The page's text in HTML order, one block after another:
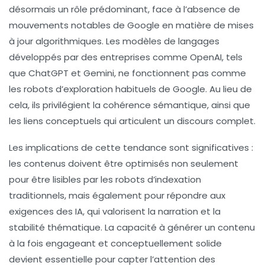
désormais un rôle prédominant, face à l’absence de
mouvements notables de Google en matière de mises
à jour algorithmiques. Les modèles de langages
développés par des entreprises comme OpenAI, tels
que ChatGPT et Gemini, ne fonctionnent pas comme
les robots d’exploration habituels de Google. Au lieu de
cela, ils privilégient la cohérence sémantique, ainsi que
les liens conceptuels qui articulent un discours complet.
Les implications de cette tendance sont significatives :
les contenus doivent être optimisés non seulement
pour être lisibles par les robots d’indexation
traditionnels, mais également pour répondre aux
exigences des IA, qui valorisent la narration et la
stabilité thématique. La capacité à générer un contenu
à la fois engageant et conceptuellement solide
devient essentielle pour capter l’attention des